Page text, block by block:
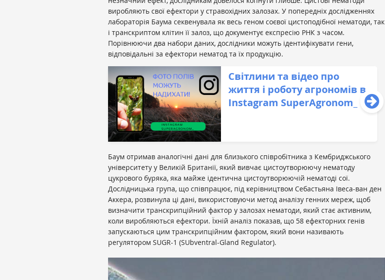
виробляють свої ефектори у стравохідних залозах. У попередніх дослідженнях
лабораторія Баума секвенувала як весь геном соєвої цистоподібної нематоди, так
і транскриптом клітин її залоз, що документує експресію РНК з часом.
Порівнюючи два набори даних, дослідники можуть ідентифікувати гени,
відповідальні за ефектори нематод та їх продукцію.
Світлини та відео про
життя і роботу агрономів в
Instagram SuperAgronom_
Баум отримав аналогічні дані для близького співробітника з Кембриджського
університету у Великій Британії, який вивчає цистоутворюючу нематоду
цукрового буряка, яка майже ідентична цистоутворюючій нематоді сої.
Дослідницька група, що співпрацює, під керівництвом Себастьяна Івеса-ван ден
Аккера, розвинула ці дані, використовуючи метод аналізу генних мереж, щоб
визначити транскрипційний фактор у залозах нематоди, який стає активним,
коли виробляються ефектори. Їхній аналіз показав, що 58 ефекторних генів
запускаються цим транскрипційним фактором, який вони називають
регулятором SUGR-1 (SUbventral-Gland Regulator).